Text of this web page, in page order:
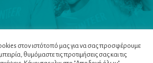
στον ιστότοπό μας για να σας προσφέρουμε
θυμόμαστε τις προτιμήσεις σας και τις